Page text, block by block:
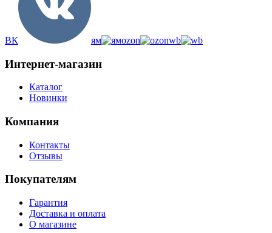
ВК ям ozon wb
Интернет-магазин
Каталог
Новинки
Компания
Контакты
Отзывы
Покупателям
Гарантия
Доставка и оплата
О магазине